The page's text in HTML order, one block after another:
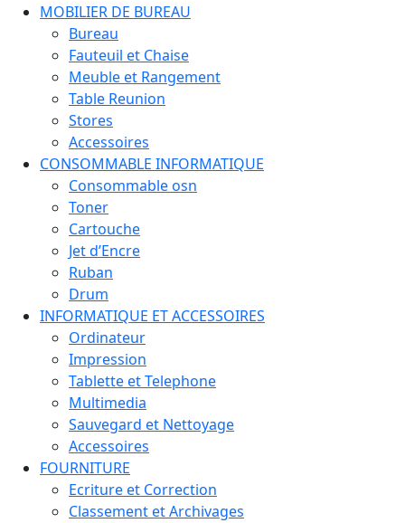
MOBILIER DE BUREAU
Bureau
Fauteuil et Chaise
Meuble et Rangement
Table Reunion
Stores
Accessoires
CONSOMMABLE INFORMATIQUE
Consommable osn
Toner
Cartouche
Jet d’Encre
Ruban
Drum
INFORMATIQUE ET ACCESSOIRES
Ordinateur
Impression
Tablette et Telephone
Multimedia
Sauvegard et Nettoyage
Accessoires
FOURNITURE
Ecriture et Correction
Classement et Archivages